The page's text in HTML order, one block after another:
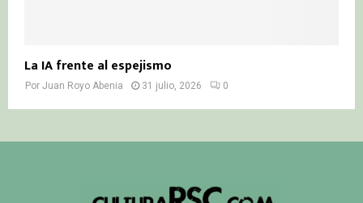
La IA frente al espejismo
Por Juan Royo Abenia 31 julio, 2026 0